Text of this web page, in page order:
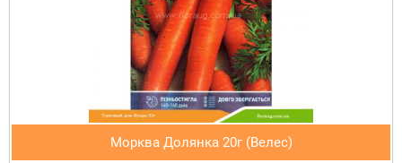
Морква Долянка 20г (Велес)